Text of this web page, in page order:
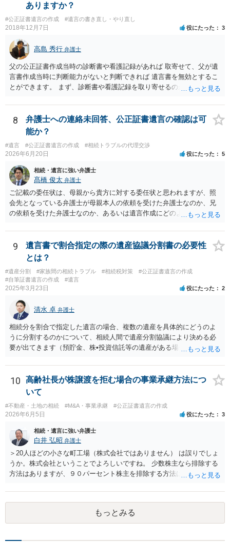
ありますか？
#公正証書遺言の作成 #遺言の書き直し・やり直し
2018年12月7日 役にたった 3
高島 秀行 弁護士
父の公正証書作成当時の診断書や看護記録があれば 取寄せて、父が遺
言書作成当時に判断能力がないと判断できれば 遺言書を無効とするこ
とができます。 まず、診断書や看護記録を取り寄せるのが重要となり
いと思います。
8
弁護士への連絡未回答、公正証書遺言の確認は可
能か？
#遺言 #公正証書遺言の作成 #相続トラブルの代理交渉
2026年6月20日 役にたった 5
相続・遺言に強い弁護士
髙橋 俊太 弁護士
ご記載の委任状は、母親から貴方に対する委任状と思われますが、照
会先となっている弁護士が母親本人の依頼を受けた弁護士なのか、兄
の依頼を受けた弁護士なのか、あるいは遺言作成にどのような立場で
と思われます。 仮に、その弁護士が母親本人から依頼を受けているの
であれば、母親本人に対する報告義務が問題となります。母親が貴方
に一任する旨を明確に伝えており、委任状の内容にも、弁護士との連
絡、進捗確認、公正証書遺言の作成有無や控えの確認等が含まれてい
るのであれば、貴方から進捗状況等の説明を求める余地はあります。
他方で、その弁護士が兄の依頼を受けた弁護士である場合には、兄の
況を報告する義務があるとは限りません。また、親族間で利害対立が
ある可能性がある場合、守秘義務や本人意思確認の観点から、委任状
があるとしても直ちに内容を開示しないこともあり得ます。 公正証書
遺言が作成済みである場合でも、生前にその存在や内容を誰に開示す
るかは、基本的には遺言者本人の意思による問題です。まずは、母親
無・内容について説明してよい」旨を明確に伝えてもらい、委任状の
写しを添付して、期限を区切って書面で回答を求めることが考えられ
ます。それでも回答がない場合には、母親本人の意思能力や真意、兄
による不当な関与の有無も含めて、別の弁護士に資料（遺言書案、委
任状、母親の発言内容、弁護士との連絡履歴、兄とのやり取り等）を
示して相談した方がよいように思います。
9
遺言書で割合指定の際の遺産協議分割書の必要性
とは？
#遺産分割 #家族間の相続トラブル #相続税対策
#公正証書遺言の作成
#自筆証書遺言の作成
#遺言
2025年3月23日 役にたった 2
清水 卓 弁護士
相続分を割合で指定した遺言の場合、複数の遺産を具体的にどうのよ
うに分割するのかについて、相続人間で遺産分割協議により決める必
要が出てきます（預貯金、株•投資信託等の遺産がある場合に、どの遺
投資信託は他の相続人にというような分け方をするのか等について
は、相続人間で遺産分割協議により決める必要があります）。
10
高齢社長が株譲渡を拒む場合の事業承継方法につ
いて
#不動産・土地の相続 #M&A・事業承継 #公正証書遺言の作成
2026年6月5日 役にたった 3
相続・遺言に強い弁護士
白井 弘昭 弁護士
＞20人ほどの小さな町工場（株式会社ではありません） は誤りでしょ
うか。株式会社ということでよろしいですね。 少数株主なら排除する
方法はありますが、９０パーセント株主を排除する方法は現実的にあ
るか、家族を説得して承継させるかしかないでしょう。 また、出資者
がいれば、全員で会社を辞めて新たな会社を立ち上げることも考えら
れます。 それか、しばらく我慢して、社長が没した後に相続人から承
継させるしかないように思えます。 私見ながらご参考まで。
もっとみる